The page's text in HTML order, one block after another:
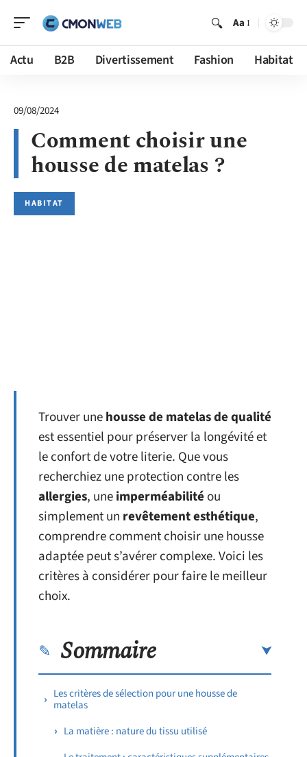
Aa
Actu B2B Divertissement Fashion Habitat
09/08/2024
Comment choisir une
housse de matelas ?
HABITAT
Trouver unehousse de matelas de qualité
est essentiel pour préserver la longévité et
le confort de votre literie. Que vous
recherchiez une protection contre les
allergies, uneimperméabilité ou
simplement un revêtement esthétique,
comprendre comment choisir une housse
adaptée peut s’avérer complexe. Voici les
critères à considérer pour faire le meilleur
choix.
Sommaire
Les critères de sélection pour une housse de
matelas
La matière : nature du tissu utilisé